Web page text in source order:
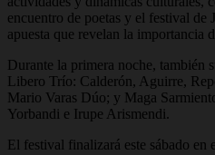
encuentro de poetas y el festival de
apuesta que revelan la importancia
Durante la primera noche, también
Libero Trío: Calderón, Aguirre,
Mario Varas Dúo; y Maga
Yorbandi e Irupe Arismendi.
El festival finalizará este sábado en